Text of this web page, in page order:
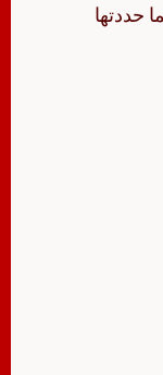
حددتها